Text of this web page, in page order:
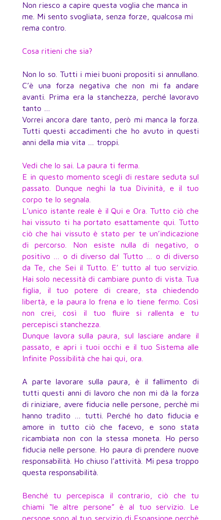
Non riesco a capire questa voglia che manca in
me. Mi sento svogliata, senza forze, qualcosa mi
rema contro.
Cosa ritieni che sia?
Non lo so. Tutti i miei buoni propositi si annullano.
C’è una forza negativa che non mi fa andare
avanti. Prima era la stanchezza, perché lavoravo
tanto …
Vorrei ancora dare tanto, però mi manca la forza.
Tutti questi accadimenti che ho avuto in questi
anni della mia vita … troppi.
Vedi che lo sai. La paura ti ferma.
E in questo momento scegli di restare seduta sul
passato. Dunque neghi la tua Divinità, e il tuo
corpo te lo segnala.
L’unico istante reale è il Qui e Ora. Tutto ciò che
hai vissuto ti ha portato esattamente qui. Tutto
ciò che hai vissuto è stato per te un’indicazione
di percorso. Non esiste nulla di negativo, o
positivo … o di diverso dal Tutto … o di diverso
da Te, che Sei il Tutto. E’ tutto al tuo servizio.
Hai solo necessità di cambiare punto di vista. Tua
figlia, il tuo potere di creare, sta chiedendo
libertà, e la paura lo frena e lo tiene fermo. Così
non crei, così il tuo fluire si rallenta e tu
percepisci stanchezza.
Dunque lavora sulla paura, sul lasciare andare il
passato, e apri i tuoi occhi e il tuo Sistema alle
Infinite Possibilità che hai qui, ora.
A parte lavorare sulla paura, è il fallimento di
tutti questi anni di lavoro che non mi dà la forza
di riniziare, avere fiducia nelle persone, perchè mi
hanno tradito … tutti. Perché ho dato fiducia e
amore in tutto ciò che facevo, e sono stata
ricambiata non con la stessa moneta. Ho perso
fiducia nelle persone. Ho paura di prendere nuove
responsabilità. Ho chiuso l’attività. Mi pesa troppo
questa responsabilità.
Benché tu percepisca il contrario, ciò che tu
chiami “le altre persone” è al tuo servizio. Le
persone sono al tuo servizio di Espansione perchè